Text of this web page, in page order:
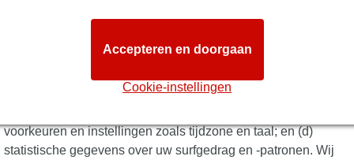
Wanneer u onze website bezoekt, verzamelen wij, of derden
activiteiten. Deze informatie kan omvatten (a) het unieke ID-
technische informatie over uw apparaat, zoals het type
voorkeuren en instellingen zoals tijdzone en taal; en (d)
statistische gegevens over uw surfgedrag en -patronen. Wij
Cookie-instellingen
Accepteren en doorgaan